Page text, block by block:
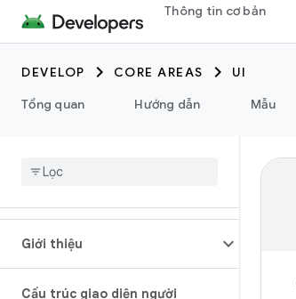
Thông tin cơ bản
DEVELOP CORE AREAS
UI
Tổng quan
Hướng dẫn Mẫu
Giới thiệu
Cấu trúc giao diện người